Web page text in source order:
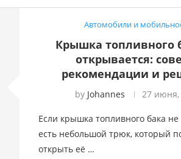
Автомобили и
Крышка топливного
открывается:
рекомендации и
by Johannes 27 июня,
Если крышка топливного бака не
есть небольшой трюк, который
открыть её …